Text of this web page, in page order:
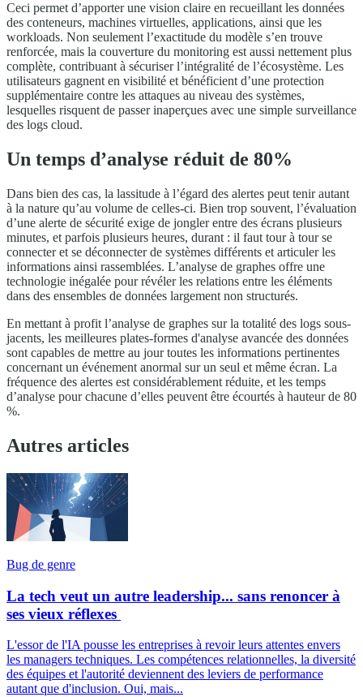
Ceci permet d’apporter une vision claire en recueillant les données
des conteneurs, machines virtuelles, applications, ainsi que les
workloads. Non seulement l’exactitude du modèle s’en trouve
renforcée, mais la couverture du monitoring est aussi nettement plus
complète, contribuant à sécuriser l’intégralité de l’écosystème. Les
utilisateurs gagnent en visibilité et bénéficient d’une protection
supplémentaire contre les attaques au niveau des systèmes,
lesquelles risquent de passer inaperçues avec une simple surveillance
des logs cloud.
Un temps d’analyse réduit de 80%
Dans bien des cas, la lassitude à l’égard des alertes peut tenir autant
à la nature qu’au volume de celles-ci. Bien trop souvent, l’évaluation
d’une alerte de sécurité exige de jongler entre des écrans plusieurs
minutes, et parfois plusieurs heures, durant : il faut tour à tour se
connecter et se déconnecter de systèmes différents et articuler les
informations ainsi rassemblées. L’analyse de graphes offre une
technologie inégalée pour révéler les relations entre les éléments
dans des ensembles de données largement non structurés.
En mettant à profit l’analyse de graphes sur la totalité des logs sous-
jacents, les meilleures plates-formes d'analyse avancée des données
sont capables de mettre au jour toutes les informations pertinentes
concernant un événement anormal sur un seul et même écran. La
fréquence des alertes est considérablement réduite, et les temps
d’analyse pour chacune d’elles peuvent être écourtés à hauteur de 80
%.
Autres articles
Bug de genre
La tech veut un autre leadership... sans renoncer à
ses vieux réflexes
L'essor de l'IA pousse les entreprises à revoir leurs attentes envers
les managers techniques. Les compétences relationnelles, la diversité
des équipes et l'autorité deviennent des leviers de performance
autant que d'inclusion. Oui, mais...